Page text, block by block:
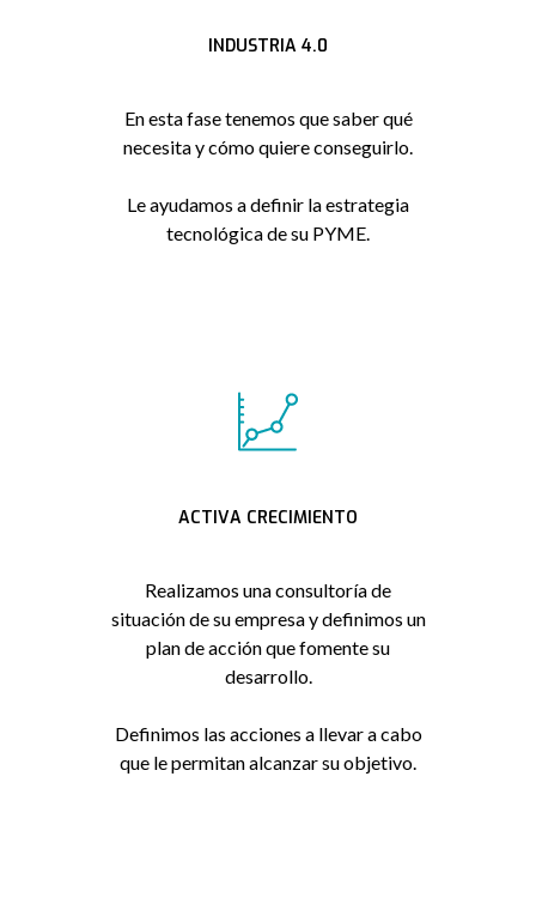
INDUSTRIA 4.0
En esta fase tenemos que saber qué
necesita y cómo quiere conseguirlo.
Le ayudamos a definir la estrategia
tecnológica de su PYME.
ACTIVA CRECIMIENTO
Realizamos una consultoría de
situación de su empresa y definimos un
plan de acción que fomente su
desarrollo.
Definimos las acciones a llevar a cabo
que le permitan alcanzar su objetivo.